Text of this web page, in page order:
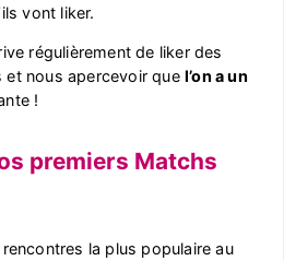
vont liker.
régulièrement de liker des
et nous apercevoir quel’on a un
!
premiers Matchs
la plus populaire au